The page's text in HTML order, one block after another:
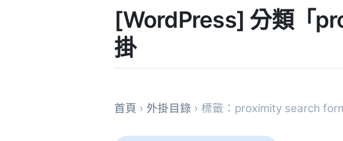
[WordPress] 分類「
掛
首頁 › 外掛目錄 › 標籤：proximity search